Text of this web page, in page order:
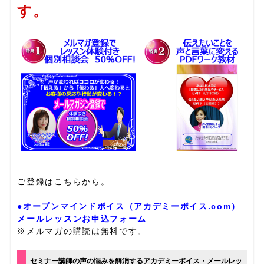
す。
ご登録はこちらから。
●オープンマインドボイス（アカデミーボイス.com）
メールレッスンお申込フォーム
※メルマガの購読は無料です。
セミナー講師の声の悩みを解消するアカデミーボイス・メールレッ